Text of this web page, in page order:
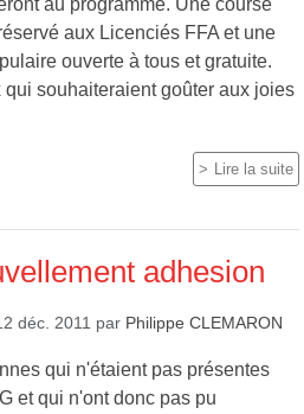
aux Licenciés FFA et une
ouverte à tous et gratuite.
qui souhaiteraient goûter aux joies
Lire la suite
adhesion
déc. 2011 par Philippe CLEMARON
qui n'étaient pas présentes
et qui n'ont donc pas pu